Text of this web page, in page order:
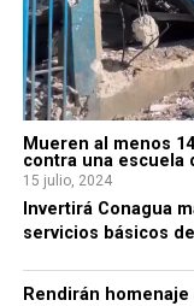
Mueren al menos
contra una escuela
15 julio, 2024
Invertirá Conagua
servicios básicos
Rendirán